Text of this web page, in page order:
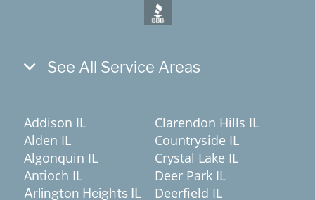
See All Service Areas
Addison IL
Alden IL
Algonquin IL
Antioch IL
Arlington Heights IL
Clarendon Hills IL
Countryside IL
Crystal Lake IL
Deer Park IL
Deerfield IL